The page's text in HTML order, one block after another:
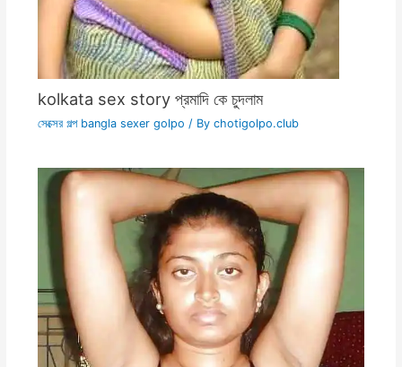
kolkata sex story প্রমাদি কে চুদলাম
সেক্সের গল্প bangla sexer golpo / By chotigolpo.club